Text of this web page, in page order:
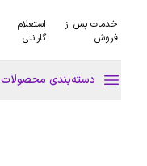
خدمات پس از
فروش
استعلام
گارانتی
دسته‌بندی محصولات